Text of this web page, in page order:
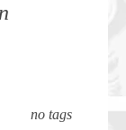
no tags